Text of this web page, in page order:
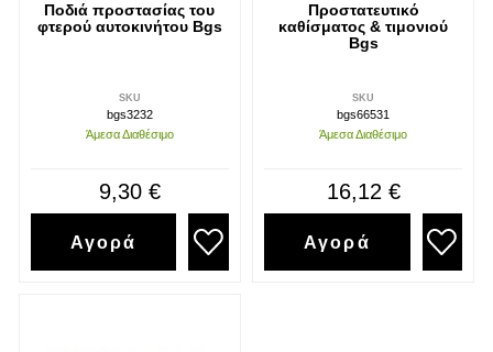
Ποδιά προστασίας του
φτερού αυτοκινήτου Bgs
SKU
bgs3232
Άμεσα Διαθέσιμο
9,30 €
Αγορά
Προστατευτικό
καθίσματος & τιμονιού
Bgs
SKU
bgs66531
Άμεσα Διαθέσιμο
16,12 €
Αγορά